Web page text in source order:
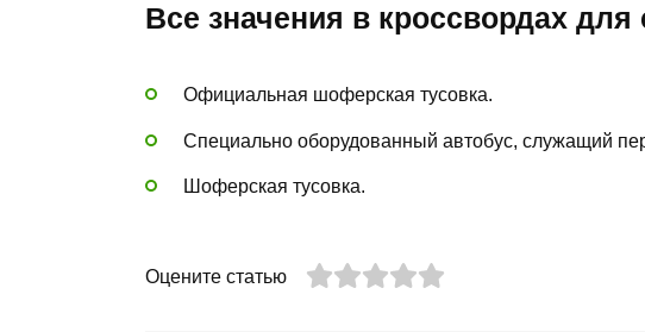
Все значения в кроссвордах
Официальная шоферская тусовка.
Специально оборудованный автобус, служащий
Шоферская тусовка.
Оцените статью